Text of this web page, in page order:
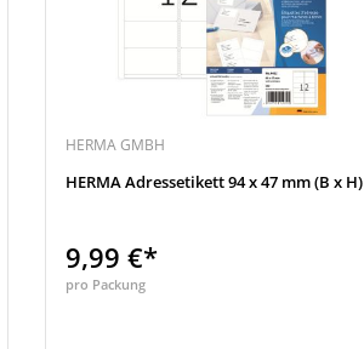
HERMA GMBH
HERMA Adressetikett 94 x 47 mm (B x H)
9,99 €*
pro Packung